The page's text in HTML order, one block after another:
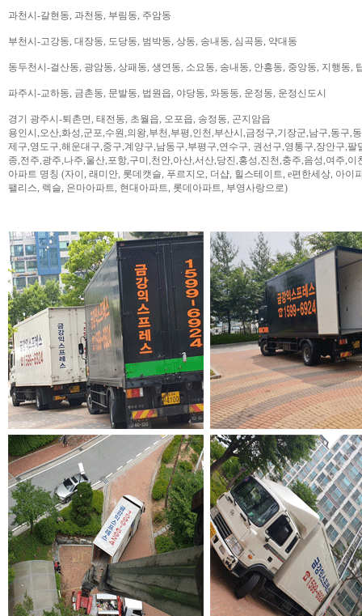
과천시-갈현동, 과천동, 부림동, 주암동
부천시-고강동, 대장동, 도당동, 범박동, 상동, 송내동, 심곡동, 약대동
동두천시-걸산동, 광암동, 상패동, 생연동, 소요동, 송내동, 안흥동, 중앙동, 지행동,
파주시-교하동, 금촌동, 문발동, 법원읍, 야당동, 와동동, 운정동, 운정신도시
경기 광주시-퇴촌면, 태전동, 초월읍, 오포읍, 송정동, 곤지암읍
용인시,오산,화성,군포,수원,의왕,부천,부평,인천,부산시,금정구,기장군,남구,동구,
제구,영도구,해운대구,중구,계양구,남동구,부평구,연수구, 권선구,영통구,장안구,
종,전주,광주,나주,울산,포항,구미,천안,아산,서산,당진,홍성,진천,충주,음성,여주,이
아파트 명칭 (자이, 래미안, 롯데캣슬, 푸르지오, 더샵, 힐스테이트, e편한세상, 아이
팰리스, 렉슬, 은마아파트, 현대아파트, 롯데아파트, 부영사랑으로)